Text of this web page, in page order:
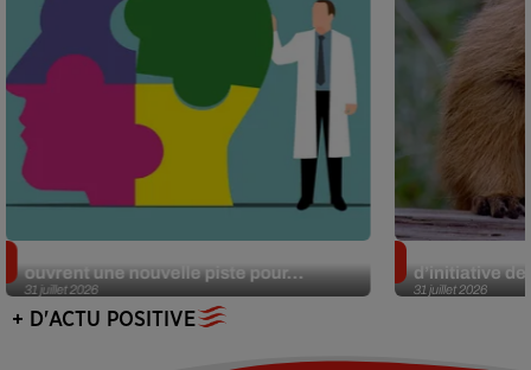
31 juillet 2026
ouvrent une nouvelle piste pour...
31 juillet 2026
d’initiative
+ D'ACTU POSITIVE